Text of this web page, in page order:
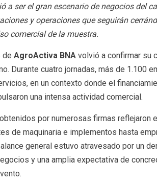
a ser el gran escenario de negocios del
y operaciones que seguirán
comercial de la muestra.
de AgroActiva BNAvolvió a confirmar su
Durante cuatro jornadas, más de 1.100
en un contexto donde el
una intensa actividad comercial.
por numerosas firmas reflejaron
de maquinaria e implementos hasta
general estuvo atravesado por un
y una amplia expectativa de